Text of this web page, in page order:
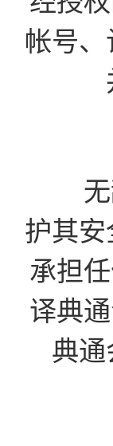
帐号
无敌
护其
承担
译典
典